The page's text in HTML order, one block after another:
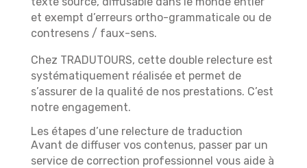
et exempt d’erreurs ortho-grammaticale ou de
contresens / faux-sens.
Chez TRADUTOURS, cette double relecture est
systématiquement réalisée et permet de
s’assurer de la qualité de nos prestations. C’est
notre engagement.
Les étapes d’une relecture de traduction
Avant de diffuser vos contenus, passer par un
service de correction professionnel vous aide à